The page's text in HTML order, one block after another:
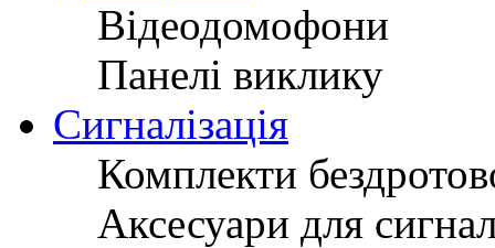
Відеодомофони
Панелі виклику
Сигналізація
Комплекти
Аксесуари для